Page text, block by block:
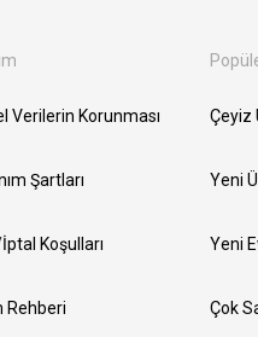
Verilerin Korunması
Şartları
Koşulları
Rehberi
Çeyiz
Yeni
Yeni
Çok